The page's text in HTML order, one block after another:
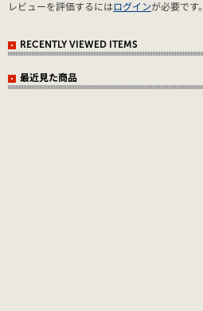
レビューを評価するにはログインが必要です。
RECENTLY VIEWED ITEMS
最近見た商品